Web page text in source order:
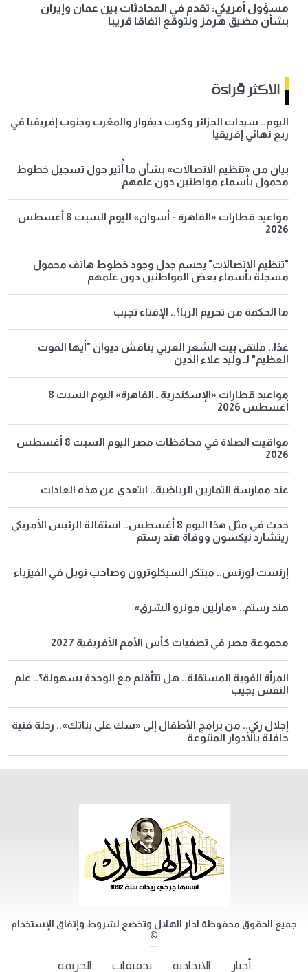
مسؤول أمريكي: تقدم في المحادثات بين عمان وإيران
بشأن مضيق هرمز ونتوقع اتفاقا قريبا
الاكثر قراءة
اليوم.. سيدات الجزائر وكوت ديفوار والمغرب وجنوب إفريقيا في
ربع نهائي إفريقيا
بيان من «تنظيم الاتصالات» بشأن ما أُثير حول تسجيل خطوط
محمول بأسماء مواطنين دون علمهم
مواعيد قطارات «القاهرة - أسوان» اليوم السبت 8 أغسطس
2026
"تنظيم الاتصالات" يحسم جدل وجود خطوط هاتف محمول
مسجلة بأسماء بعض المواطنين دون علمهم
ما الحكمة من تحريم الربا؟.. الإفتاء تجيب
غدًا.. ملتقى بيت الشعر العربي يناقش ديوان "أيها الموت
العظيم" لـ وليد علاء الدين
مواعيد قطارات «الإسكندرية ـ القاهرة» اليوم السبت 8
أغسطس 2026
مواقيت الصلاة في محافظات مصر اليوم السبت 8 أغسطس
2026
عند ممارسة التمارين الرياضية.. ابتعدي عن هذه العادات
حدث في مثل هذا اليوم 8 أغسطس.. استقالة الرئيس الأمريكي
ريتشارد نيكسون ووفاة هند رستم
إرنست لورنس.. مبتكر السيكلوترون وصاحب نوبل في الفيزياء
هند رستم.. «مارلين مونرو الشرق»
مجموعة مصر في تصفيات كأس الأمم الأفريقية 2027
المرأة القوية المستقلة.. هل تتأقلم مع الوحدة بسهولة؟.. علم
النفس يجيب
إجلال زكي.. من برامج الأطفال إلى «سك على بناتك».. رحلة فنية
حافلة بالأدوار المتنوعة
جميع الحقوق محفوظة لدار الهلال وتخضع لشروط وإتفاق الإستخدام
©
أخبار الاتحادية تحقيقات الجريمة